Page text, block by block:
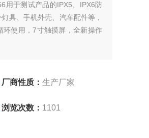
用于测试产品的IPX5、IPX6防
具、手机外壳、汽车配件等，
环使用，7寸触摸屏，全新操作
厂商性质： 生产厂家
浏览次数： 1101